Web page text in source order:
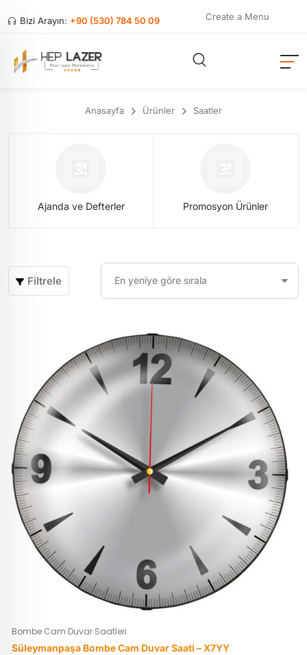
Bizi Arayın: +90 (530) 784 50 09 Create a Menu
Anasayfa Ürünler Saatler
Ajanda ve Defterler Promosyon Ürünler
Filtrele
Bombe Cam Duvar Saatleri
Süleymanpaşa Bombe Cam Duvar Saati – X7YY